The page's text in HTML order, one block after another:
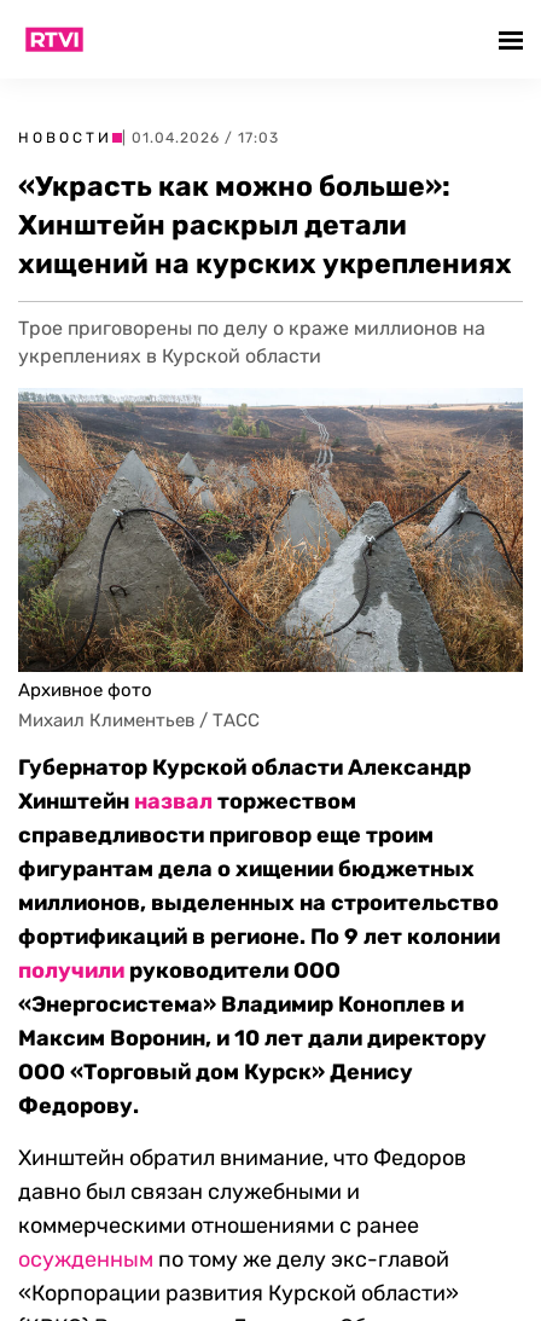
НОВОСТИ | 01.04.2026 / 17:03
«Украсть как можно больше»:
Хинштейн раскрыл детали
хищений на курских укреплениях
Трое приговорены по делу о краже миллионов на
укреплениях в Курской области
Архивное фото
Михаил Климентьев / ТАСС
Губернатор Курской области Александр
Хинштейн назвалторжеством
справедливости приговор еще троим
фигурантам дела о хищении бюджетных
миллионов, выделенных на строительство
фортификаций в регионе. По 9 лет колонии
получили руководители ООО
«Энергосистема» Владимир Коноплев и
Максим Воронин, и 10 лет дали директору
ООО «Торговый дом Курск» Денису
Федорову.
Хинштейн обратил внимание, что Федоров
давно был связан служебными и
коммерческими отношениями с ранее
осужденным по тому же делу экс-главой
«Корпорации развития Курской области»